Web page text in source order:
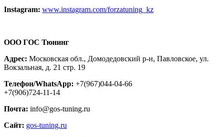
Instagram: www.instagram.com/forzatuning_kz
ООО ГОС Тюнинг
Адрес: Московская обл., Домодедовский р-н, Павловское, ул.
Вокзальная, д. 21 стр. 19
Телефон/WhatsApp: +7(967)044-04-66
+7(906)724-11-14
Почта: info@gos-tuning.ru
Сайт: gos-tuning.ru